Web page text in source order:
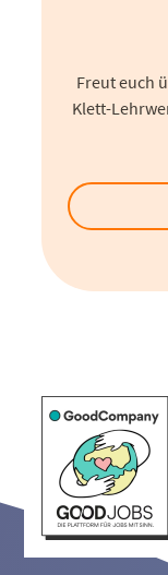
Freut euch
Klett-